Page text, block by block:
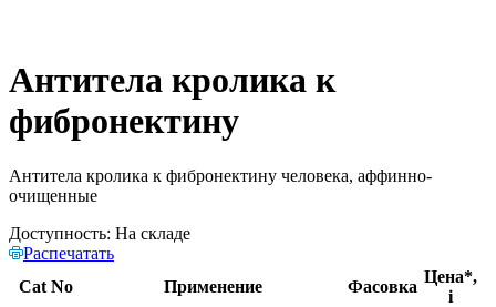
Антитела кролика к
фибронектину
Антитела кролика к фибронектину человека, аффинно-
очищенные
Доступность: На складе
Распечатать
Cat No
Применение Фасовка
Цена*,
i